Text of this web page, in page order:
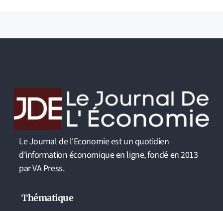
Le Journal de l'Economie est un quotidien
d'information économique en ligne, fondé en 2013
par VA Press.
Thématique